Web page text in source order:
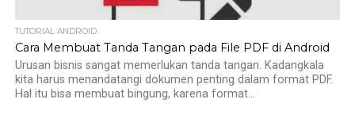
TUTORIAL ANDROID
Cara Membuat Tanda Tangan pada File PDF di Android
Urusan bisnis sangat memerlukan tanda tangan. Kadangkala
kita harus menandatangi dokumen penting dalam format PDF.
Hal itu bisa membuat bingung, karena format...